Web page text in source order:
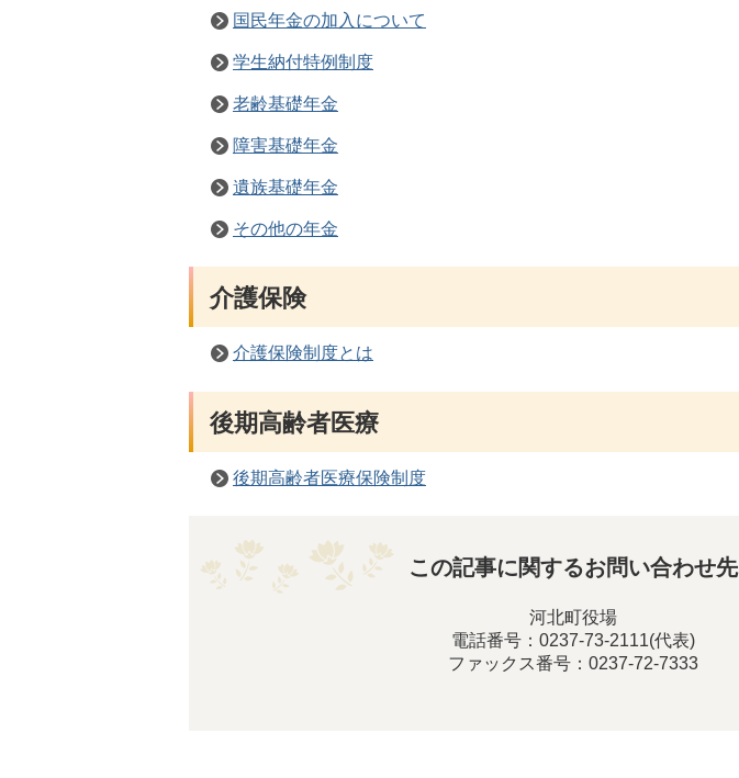
国民年金の加入について
学生納付特例制度
老齢基礎年金
障害基礎年金
遺族基礎年金
その他の年金
介護保険
介護保険制度とは
後期高齢者医療
後期高齢者医療保険制度
この記事に関するお問い合わせ先
河北町役場
電話番号：0237-73-2111(代表)
ファックス番号：0237-72-7333